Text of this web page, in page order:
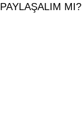
PAYLAŞALIM MI?